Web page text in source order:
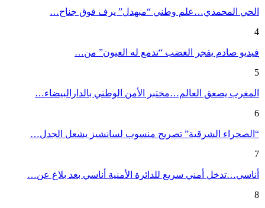
الحي المحمدي…علم وطني “مبهدل” يرف فوق جناح…
4
فيديو صادم يفجر الغضب “تدمع له العيون” من…
5
المغرب يصعق العالم…مختبر الأمن الوطني بالدارالبيضاء…
6
“الصحراء الشرقية” تصريح منسوب لسانشيز يشعل الجدل…
7
أناسي…تدخل أمني سريع للدائرة الأمنية أناسي بعد بلاغ عن…
8